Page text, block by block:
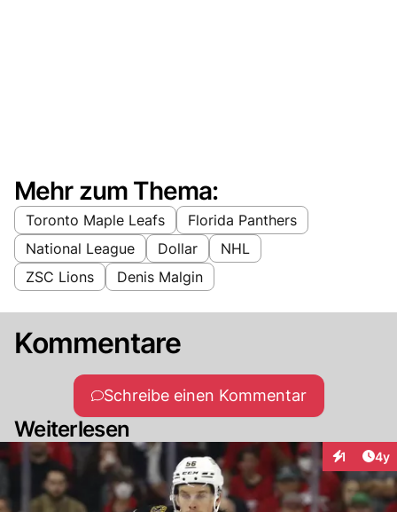
Mehr zum Thema:
Toronto Maple Leafs
Florida Panthers
National League
Dollar
NHL
ZSC Lions
Denis Malgin
Kommentare
Schreibe einen Kommentar
Weiterlesen
1 4y